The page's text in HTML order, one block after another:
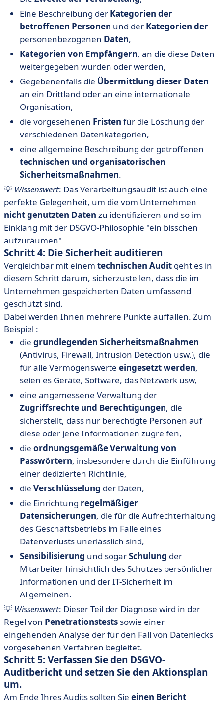
Eine Beschreibung der Kategorien der
betroffenen Personen und der Kategorien der
personenbezogenen Daten,
Kategorien von Empfängern, an die diese Daten
weitergegeben wurden oder werden,
Gegebenenfalls die Übermittlung dieser Daten
an ein Drittland oder an eine internationale
Organisation,
die vorgesehenen Fristen für die Löschung der
verschiedenen Datenkategorien,
eine allgemeine Beschreibung der getroffenen
technischen und organisatorischen
Sicherheitsmaßnahmen.
💡 Wissenswert: Das Verarbeitungsaudit ist auch eine
perfekte Gelegenheit, um die vom Unternehmen
nicht genutzten Daten zu identifizieren und so im
Einklang mit der DSGVO-Philosophie "ein bisschen
aufzuräumen".
Schritt 4: Die Sicherheit auditieren
Vergleichbar mit einem technischen Audit geht es in
diesem Schritt darum, sicherzustellen, dass die im
Unternehmen gespeicherten Daten umfassend
geschützt sind.
Dabei werden Ihnen mehrere Punkte auffallen. Zum
Beispiel :
die grundlegenden Sicherheitsmaßnahmen
(Antivirus, Firewall, Intrusion Detection usw.), die
für alle Vermögenswerte eingesetzt werden,
seien es Geräte, Software, das Netzwerk usw,
eine angemessene Verwaltung der
Zugriffsrechte und Berechtigungen, die
sicherstellt, dass nur berechtigte Personen auf
diese oder jene Informationen zugreifen,
die ordnungsgemäße Verwaltung von
Passwörtern, insbesondere durch die Einführung
einer dedizierten Richtlinie,
die Verschlüsselung der Daten,
die Einrichtung regelmäßiger
Datensicherungen, die für die Aufrechterhaltung
des Geschäftsbetriebs im Falle eines
Datenverlusts unerlässlich sind,
Sensibilisierung und sogarSchulung der
Mitarbeiter hinsichtlich des Schutzes persönlicher
Informationen und der IT-Sicherheit im
Allgemeinen.
💡 Wissenswert: Dieser Teil der Diagnose wird in der
Regel von Penetrationstests sowie einer
eingehenden Analyse der für den Fall von Datenlecks
vorgesehenen Verfahren begleitet.
Schritt 5: Verfassen Sie den DSGVO-
Auditbericht und setzen Sie den Aktionsplan
um.
Am Ende Ihres Audits sollten Sie einen Bericht